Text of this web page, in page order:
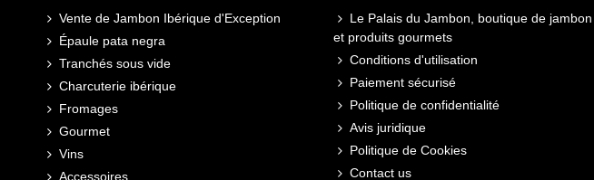
Vente de Jambon Ibérique d'Exception
Épaule pata negra
Tranchés sous vide
Charcuterie ibérique
Fromages
Gourmet
Vins
Accessoires
Le Palais du Jambon, boutique de jambon
et produits gourmets
Conditions d'utilisation
Paiement sécurisé
Politique de confidentialité
Avis juridique
Politique de Cookies
Contact us